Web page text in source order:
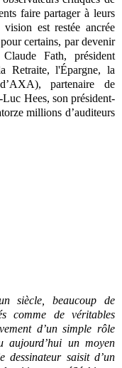
faire partager à leurs
vision est restée ancrée
certains, par devenir
Fath, président
Retraite, l'Épargne, la
partenaire de
Hees, son président-
millions d’auditeurs
siècle, beaucoup de
comme de véritables
d’un simple rôle
aujourd’hui un moyen
dessinateur saisit d’un